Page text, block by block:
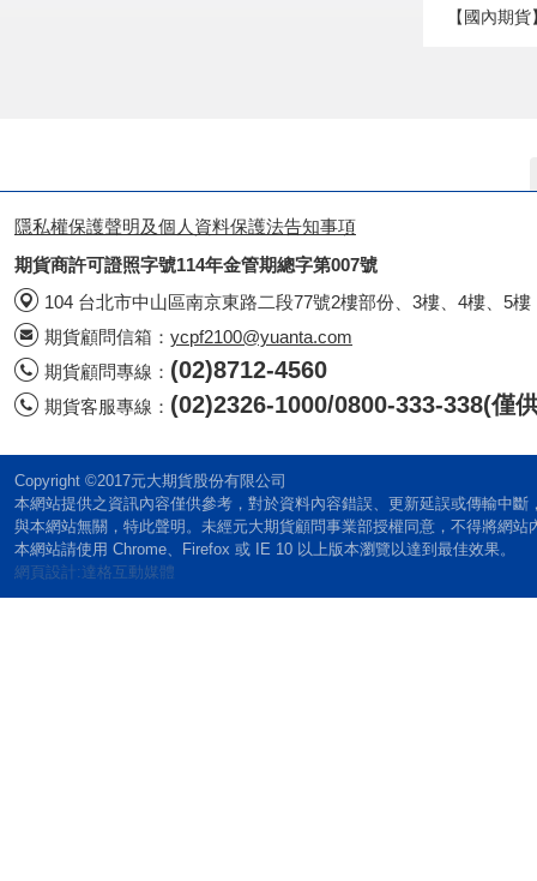
【國內期
隱私權保護聲明及個人資料保護法告知事項
期貨商許可證照字號114年金管期總字第007號
104 台北市中山區南京東路二段77號2樓部份、3樓、4樓、5樓
期貨顧問信箱： ycpf2100@yuanta.com
期貨顧問專線： (02)8712-4560
期貨客服專線： (02)2326-1000/0800-333-338(僅
Copyright ©2017元大期貨股份有限公司
本網站提供之資訊內容僅供參考，對於資料內容錯誤、更新延誤或傳輸中
與本網站無關，特此聲明。未經元大期貨顧問事業部授權同意，不得將網站
本網站請使用 Chrome、Firefox 或 IE 10 以上版本瀏覽以達到最佳效果。
網頁設計:達格互動媒體